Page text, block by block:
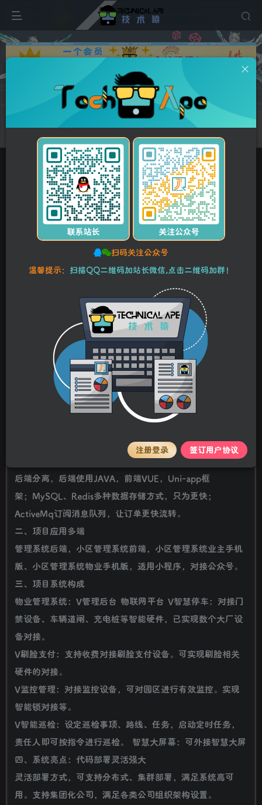
广告
网站源码 HTML5源码 正文
此内容为付费资源，请付费后查看
Y币20 Y币99
【VIP】普通会员 Y币9.9 【SVIP】至尊会员
立即购买
您当前未登录！建议登录后购买，可保存购买订单。
本站资源均为作者特供和网友推荐收集整理而来，仅供学习和研究使
用，请在下载后24小时内删除，谢谢合作！
智慧物业管理平台 Java大型智慧物业管理系统源
码 物业办业主版物联网对接
stalker
2年前更新
关注
0
简介
Java大型智慧物业管理系统源码(App+业主端微信小程序+物
智慧物业介绍：一、项目架构技术说明
基于SpringCloud微服务、分布式架构，更易扩展；项目前
后端分离，后端使用JAVA，前端VUE，Uni-app框
架；MySQL、Redis多种数据存储方式，只为更快；
ActiveMq订阅消息队列，让订单更快流转。
二、项目应用多端
管理系统后端，小区管理系统前端，小区管理系统业主手机
版、小区管理系统物业手机版，适用小程序，对接公众号。
三、项目系统构成
物业管理系统：V管理后台 物联网平台 V智慧停车：对接门
禁设备、车辆道闸、充电桩等智能硬件，已实现数个大厂设
备对接。
V刷脸支付：支持收费对接刷脸支付设备。可实现刷脸相关
硬件的对接。
V监控管理：对接监控设备，可对园区进行有效监控。实现
智能锁对接等。
V智能巡检：设定巡检事项、路线、任务，启动定时任务，
责任人即可按指令进行巡检。 智慧大屏幕：可外接智慧大屏
四、系统亮点：代码部署灵活强大
灵活部署方式，可支持分布式、集群部署，满足系统高可
用。支持集团化公司，满足各类公司组织架构设置。
扫码关注公众号
温馨提示： 扫描QQ二维码加站长微信,点击二维码加群！
注册登录 签订用户协议